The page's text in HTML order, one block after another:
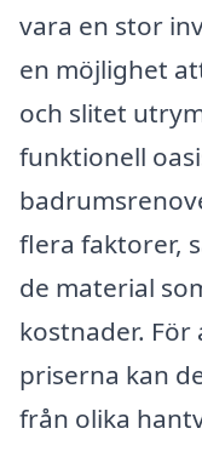
vara en stor
en möjlighet
och slitet
funktionell
flera faktorer,
de material
kostnader.
priserna kan
från olika